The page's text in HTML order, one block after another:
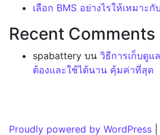
เลือก BMS อย่างไรให้เหมาะกั
Recent Comments
spabattery บน วิธีการเก็บดูแ
ต้องและใช้ได้นาน คุ้มค่าที่สุด
Proudly powered by WordPress